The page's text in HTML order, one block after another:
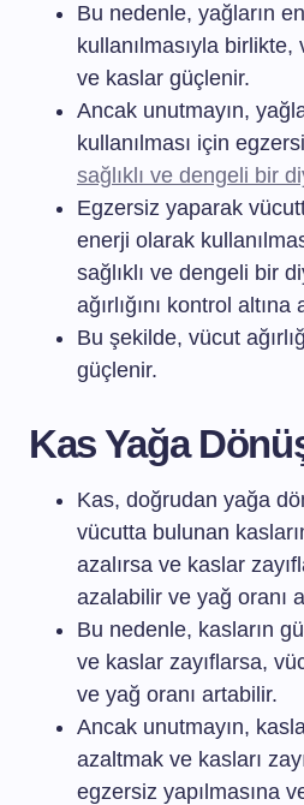
Bu nedenle, yağların
kullanılmasıyla birlikte,
ve kaslar güçlenir.
Ancak unutmayın,
kullanılması için
sağlıklı ve dengeli bir
Egzersiz yaparak
enerji olarak
sağlıklı ve dengeli bir
ağırlığını kontrol
Bu şekilde, vücut
güçlenir.
Kas Yağa
Kas, doğrudan yağa
vücutta bulunan
azalırsa ve kaslar
azalabilir ve yağ oranı
Bu nedenle, kasların
ve kaslar zayıflarsa,
ve yağ oranı artabilir.
Ancak unutmayın,
azaltmak ve kasları
egzersiz yapılmasına